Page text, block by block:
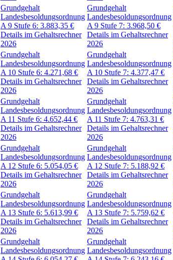
Grundgehalt
Landesbesoldungsordnung
A 9 Stufe 6: 3.883,35 €
Details im Gehaltsrechner
2026
Grundgehalt
Landesbesoldungsordnung
A 9 Stufe 7: 3.968,50 €
Details im Gehaltsrechner
2026
Grundgehalt
Landesbesoldungsordnung
A 10 Stufe 6: 4.271,68 €
Details im Gehaltsrechner
2026
Grundgehalt
Landesbesoldungsordnung
A 10 Stufe 7: 4.377,47 €
Details im Gehaltsrechner
2026
Grundgehalt
Landesbesoldungsordnung
A 11 Stufe 6: 4.652,44 €
Details im Gehaltsrechner
2026
Grundgehalt
Landesbesoldungsordnung
A 11 Stufe 7: 4.763,31 €
Details im Gehaltsrechner
2026
Grundgehalt
Landesbesoldungsordnung
A 12 Stufe 6: 5.054,05 €
Details im Gehaltsrechner
2026
Grundgehalt
Landesbesoldungsordnung
A 12 Stufe 7: 5.188,92 €
Details im Gehaltsrechner
2026
Grundgehalt
Landesbesoldungsordnung
A 13 Stufe 6: 5.613,99 €
Details im Gehaltsrechner
2026
Grundgehalt
Landesbesoldungsordnung
A 13 Stufe 7: 5.759,62 €
Details im Gehaltsrechner
2026
Grundgehalt
Landesbesoldungsordnung
Grundgehalt
Landesbesoldungsordnung